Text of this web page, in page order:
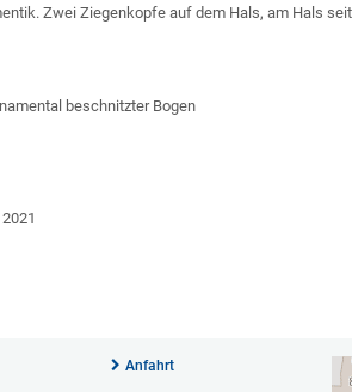
Zwei Ziegenkopfe auf dem Hals, am Hals
beschnitzter Bogen
Anfahrt